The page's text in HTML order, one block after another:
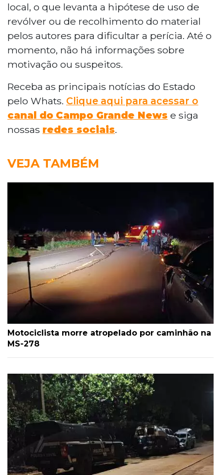
local, o que levanta a hipótese de uso de
revólver ou de recolhimento do material
pelos autores para dificultar a perícia. Até o
momento, não há informações sobre
motivação ou suspeitos.
Receba as principais notícias do Estado
pelo Whats. Clique aqui para acessar o
canal do Campo Grande News e siga
nossas redes sociais.
VEJA TAMBÉM
Motociclista morre atropelado por caminhão na
MS-278